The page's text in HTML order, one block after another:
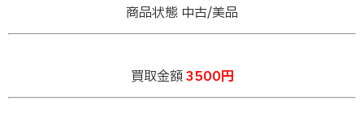
商品状態 中古/美品
買取金額3500円